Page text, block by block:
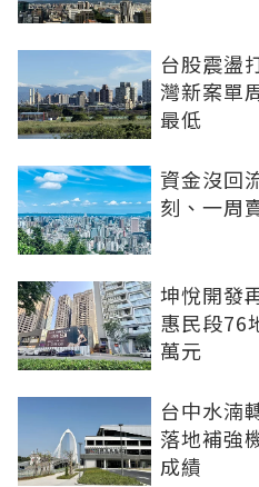
台股震盪
灣新案單
最低
資金沒回
刻、一周
坤悅開發
惠民段76
萬元
台中水湳
落地補強
成績